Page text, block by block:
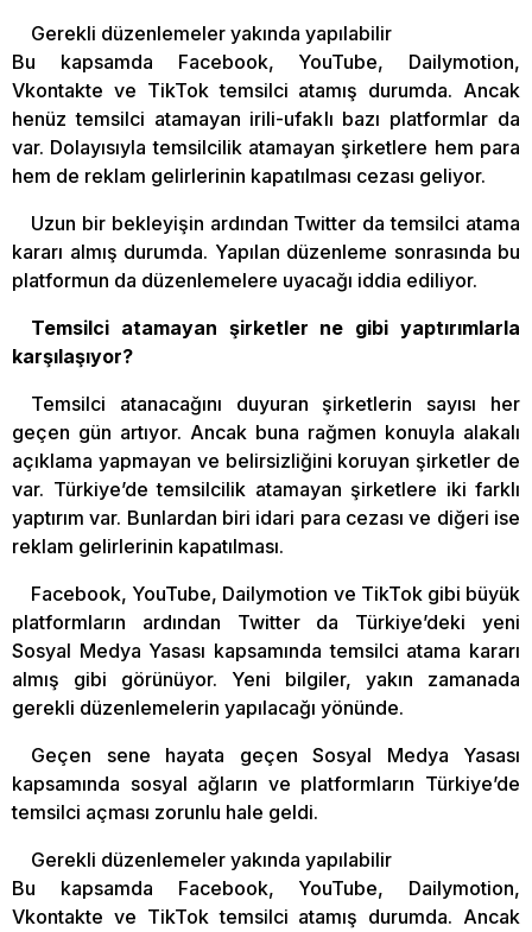
Gerekli düzenlemeler yakında yapılabilir
Bu kapsamda Facebook, YouTube, Dailymotion,
Vkontakte ve TikTok temsilci atamış durumda. Ancak
henüz temsilci atamayan irili-ufaklı bazı platformlar da
var. Dolayısıyla temsilcilik atamayan şirketlere hem para
hem de reklam gelirlerinin kapatılması cezası geliyor.
Uzun bir bekleyişin ardından Twitter da temsilci atama
kararı almış durumda. Yapılan düzenleme sonrasında bu
platformun da düzenlemelere uyacağı iddia ediliyor.
Temsilci atamayan şirketler ne gibi yaptırımlarla
karşılaşıyor?
Temsilci atanacağını duyuran şirketlerin sayısı her
geçen gün artıyor. Ancak buna rağmen konuyla alakalı
açıklama yapmayan ve belirsizliğini koruyan şirketler de
var. Türkiye’de temsilcilik atamayan şirketlere iki farklı
yaptırım var. Bunlardan biri idari para cezası ve diğeri ise
reklam gelirlerinin kapatılması.
Facebook, YouTube, Dailymotion ve TikTok gibi büyük
platformların ardından Twitter da Türkiye’deki yeni
Sosyal Medya Yasası kapsamında temsilci atama kararı
almış gibi görünüyor. Yeni bilgiler, yakın zamanada
gerekli düzenlemelerin yapılacağı yönünde.
Geçen sene hayata geçen Sosyal Medya Yasası
kapsamında sosyal ağların ve platformların Türkiye’de
temsilci açması zorunlu hale geldi.
Gerekli düzenlemeler yakında yapılabilir
Bu kapsamda Facebook, YouTube, Dailymotion,
Vkontakte ve TikTok temsilci atamış durumda. Ancak